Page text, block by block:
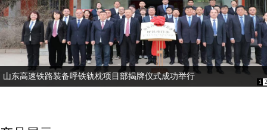
山东高速铁路装备呼铁轨枕项目部揭牌仪式成功举行
1 2